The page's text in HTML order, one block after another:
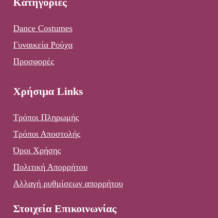
Dance Costumes
Γυναικεία Ρούχα
Προσφορές
Χρήσιμα Links
Τρόποι Πληρωμής
Τρόποι Αποστολής
Όροι Χρήσης
Πολιτική Απορρήτου
Αλλαγή ρυθμίσεων απορρήτου
Στοιχεία Επικοινωνίας